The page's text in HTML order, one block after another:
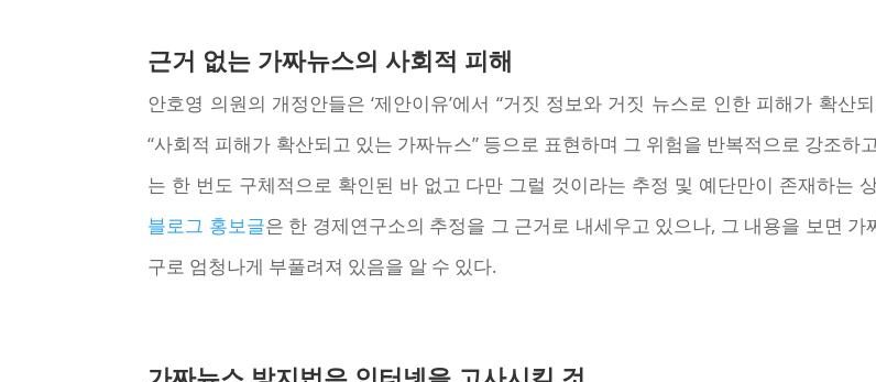
근거 없는 가짜뉴스의 사회적 피해
안호영 의원의 개정안들은 ‘제안이유’에서 “거짓 정보와 거짓 뉴스로 인한 피해가 확산
“사회적 피해가 확산되고 있는 가짜뉴스” 등으로 표현하며 그 위험을 반복적으로 강조
는 한 번도 구체적으로 확인된 바 없고 다만 그럴 것이라는 추정 및 예단만이 존재하는
블로그 홍보글은 한 경제연구소의 추정을 그 근거로 내세우고 있으나, 그 내용을 보면
구로 엄청나게 부풀려져 있음을 알 수 있다.